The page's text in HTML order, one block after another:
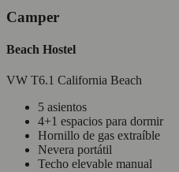
Camper
Beach Hostel
VW T6.1 California Beach
5 asientos
4+1 espacios para dormir
Hornillo de gas extraíble
Nevera portátil
Techo elevable manual